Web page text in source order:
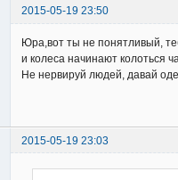
2015-05-19 23:50
Юра,вот ты не понятливый,
и колеса начинают колоться
Не нервируй людей, давай
2015-05-19 23:03